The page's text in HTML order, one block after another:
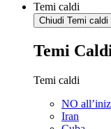
Temi caldi
Chiudi Temi caldi
Temi
Temi caldi
NO
Iran